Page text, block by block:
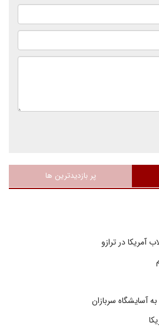
پر بازدیدترین ها
آمریکا در ترازو
آسایشگاه سربازان